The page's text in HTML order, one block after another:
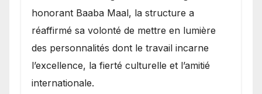
honorant Baaba Maal, la structure a
réaffirmé sa volonté de mettre en lumière
des personnalités dont le travail incarne
l’excellence, la fierté culturelle et l’amitié
internationale.